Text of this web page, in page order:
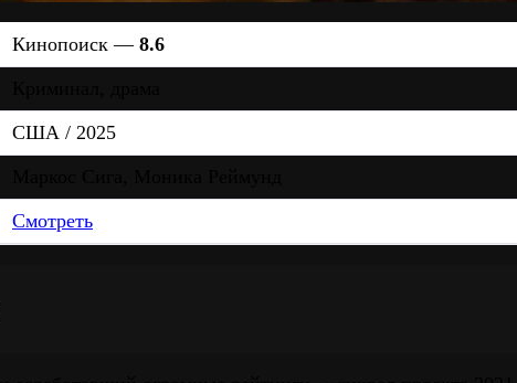
Кинопоиск — 8.6
США / 2025
Смотреть